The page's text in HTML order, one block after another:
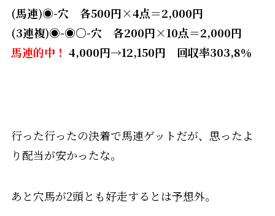
(馬連)◉-穴 各500円×4点＝2,000円
(3連複)◉-◉〇-穴 各200円×10点＝2,000円
馬連的中！ 4,000円→12,150円 回収率303,8％
行った行ったの決着で馬連ゲットだが、思ったよ
り配当が安かったな。
あと穴馬が2頭とも好走するとは予想外。